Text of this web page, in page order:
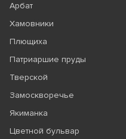
Арбат
Хамовники
Плющиха
Патриаршие пруды
Тверской
Замоскворечье
Якиманка
Цветной бульвар